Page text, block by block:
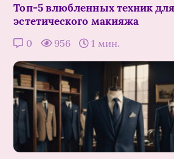
Топ-5 влюбленных техник для
эстетического макияжа
0 956 1 мин.